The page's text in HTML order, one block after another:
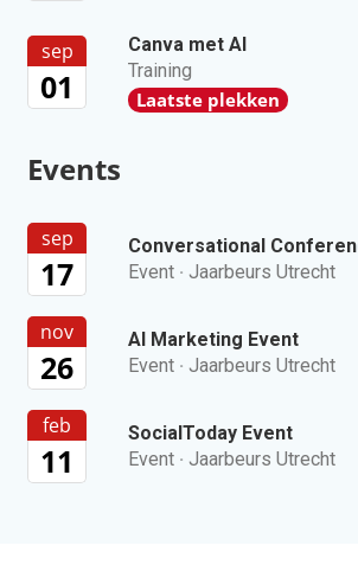
sep
01
Canva met AI
Training
Laatste plekken
Events
sep
17
Conversational
Event · Jaarbeurs Utrecht
nov
26
AI Marketing Event
Event · Jaarbeurs Utrecht
feb
11
SocialToday Event
Event · Jaarbeurs Utrecht